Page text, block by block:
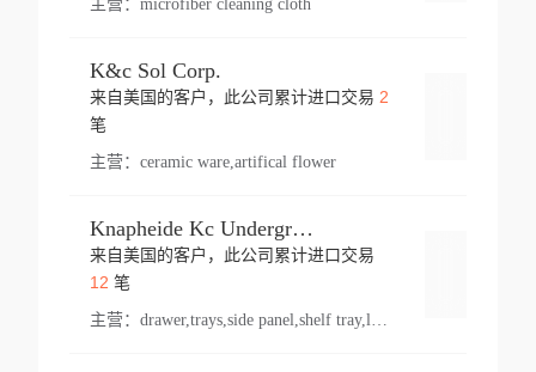
主营： microfiber cleaning cloth
K&c Sol Corp.
来自美国的客户，此公司累计进口交易 2
笔
主营： ceramic ware,artifical flower
Knapheide Kc Underground
来自美国的客户，此公司累计进口交易
12 笔
主营：